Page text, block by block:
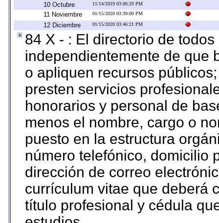
10 Octubre 11/14/2019 03:06:20 PM
11 Noviembre 01/15/2020 03:39:00 PM
12 Diciembre 01/15/2020 03:46:21 PM
84 X - : El directorio de
independientemente de que
o apliquen recursos
presten servicios
honorarios y personal de
menos el nombre, cargo o
puesto en la estructura
número telefónico, domicilio
dirección de correo
currículum vitae que deberá
título profesional y cédula